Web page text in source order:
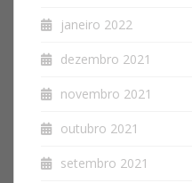
janeiro 2022
dezembro 2021
novembro 2021
outubro 2021
setembro 2021